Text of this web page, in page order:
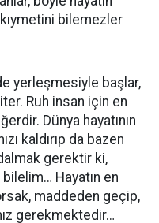
bilemezler
yerleşmesiyle başlar,
Ruh insan için en
Dünya hayatının
kaldırıp da bazen
gerektir ki,
Hayatın en
maddeden geçip,
gerekmektedir…